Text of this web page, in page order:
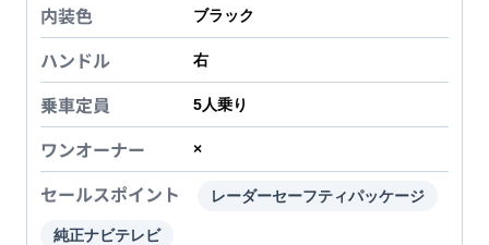
内装色 ブラック
ハンドル 右
乗車定員 5人乗り
ワンオーナー ×
セールスポイント レーダーセーフティパッケージ
純正ナビテレビ